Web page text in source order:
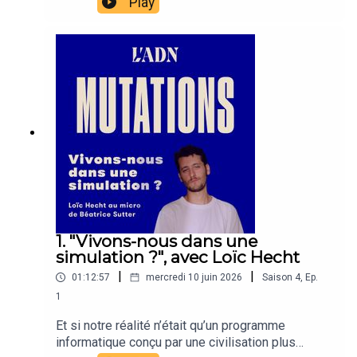
pas d'angoisse du remplacement chez eux, mais
une surexcitation quasi addictive et un
épuisement cognitif réel. On y parle aussi de ce
que l'IA fait disparaître sans qu'on s'en rende
compte : la friction. Celle qui ralentit, certes, mais
qui structure aussi le travail, l'altérité, et parfois
les meilleures idées.Au micro : David-Julien
Rahmil, Carolina Tomaz et Béatrice Sutter.
1. "Vivons-nous dans une
simulation ?", avec Loïc Hecht
01:12:57 | mercredi 10 juin 2026 | Saison 4, Ep.
1
Et si notre réalité n’était qu’un programme
informatique conçu par une civilisation plus